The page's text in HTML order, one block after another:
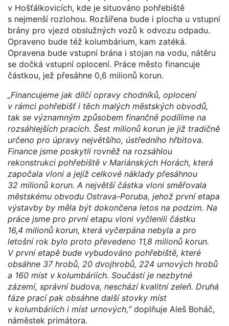
v Hošťálkovicích, kde je situováno pohřebiště
s nejmenší rozlohou. Rozšířena bude i plocha u vstupní
brány pro vjezd obslužných vozů k odvozu odpadu.
Opraveno bude též kolumbárium, kam zatéká.
Opravena bude vstupní brána i stojan na vodu, nátěru
se dočká vstupní oplocení. Práce město financuje
částkou, jež přesáhne 0,6 milionů korun.
„Financujeme jak dílčí opravy chodníků, oplocení
v rámci pohřebišť i těch malých městských obvodů,
tak se významným způsobem finančně podílíme na
rozsáhlejších pracích. Šest milionů korun je již tradičně
určeno pro úpravy největšího, ústředního hřbitova.
Finance jsme poskytli rovněž na rozsáhlou
rekonstrukci pohřebiště v Mariánských Horách, která
započala vloni a jejíž celkové náklady přesáhnou
32 milionů korun. A největší částka vloni směřovala
městskému obvodu Ostrava-Poruba, jehož první etapa
výstavby by měla být dokončena letos na podzim. Na
práce jsme pro první etapu vloni vyčlenili částku
16,4 milionů korun, která vyčerpána nebyla a pro
letošní rok bylo proto převedeno 11,8 milionů korun.
V první etapě bude vybudováno pohřebiště, které
obsáhne 37 hrobů, 20 dvojhrobů, 224 urnových hrobů
a 160 míst v kolumbáriích. Součástí je nezbytné
zázemí, správní budova, neschází kvalitní zeleň. Druhá
fáze prací pak obsáhne další stovky míst
v kolumbáriích i míst urnových,“doplňuje Aleš Boháč,
náměstek primátora.